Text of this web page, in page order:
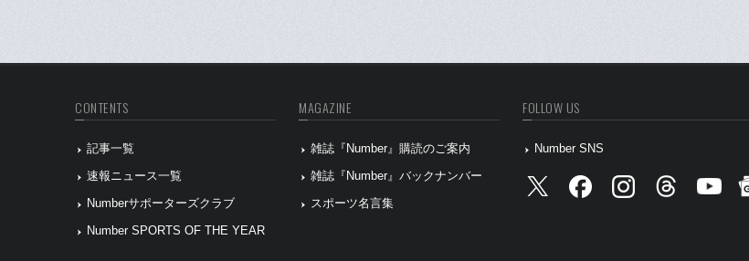
CONTENTS
記事一覧
速報ニュース一覧
Numberサポーターズクラブ
Number SPORTS OF THE YEAR
MAGAZINE
雑誌『Number』購読のご案内
雑誌『Number』バックナンバー
スポーツ名言集
FOLLOW US
Number SNS